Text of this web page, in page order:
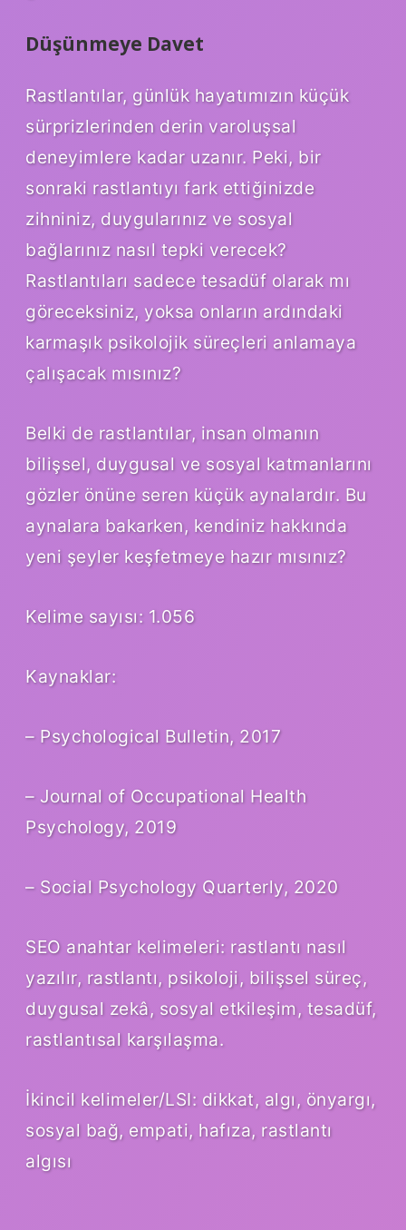
Düşünmeye Davet
Rastlantılar, günlük hayatımızın küçük
sürprizlerinden derin varoluşsal
deneyimlere kadar uzanır. Peki, bir
sonraki rastlantıyı fark ettiğinizde
zihniniz, duygularınız ve sosyal
bağlarınız nasıl tepki verecek?
Rastlantıları sadece tesadüf olarak mı
göreceksiniz, yoksa onların ardındaki
karmaşık psikolojik süreçleri anlamaya
çalışacak mısınız?
Belki de rastlantılar, insan olmanın
bilişsel, duygusal ve sosyal katmanlarını
gözler önüne seren küçük aynalardır. Bu
aynalara bakarken, kendiniz hakkında
yeni şeyler keşfetmeye hazır mısınız?
Kelime sayısı: 1.056
Kaynaklar:
– Psychological Bulletin, 2017
– Journal of Occupational Health
Psychology, 2019
– Social Psychology Quarterly, 2020
SEO anahtar kelimeleri: rastlantı nasıl
yazılır, rastlantı, psikoloji, bilişsel süreç,
duygusal zekâ, sosyal etkileşim, tesadüf,
rastlantısal karşılaşma.
İkincil kelimeler/LSI: dikkat, algı, önyargı,
sosyal bağ, empati, hafıza, rastlantı
algısı